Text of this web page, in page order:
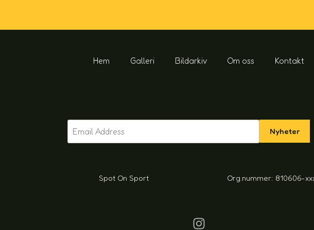
Hem Galleri Bildarkiv Om oss Kontakt
Nyheter
Spot On Sport Org.nummer: 810606-